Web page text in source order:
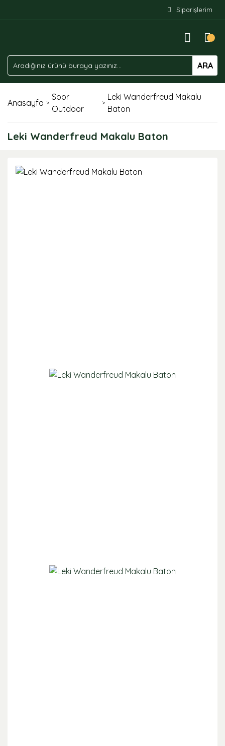
Siparişlerim
ARA
Anasayfa
Spor
Outdoor
Leki Wanderfreud Makalu
Baton
Leki Wanderfreud Makalu Baton